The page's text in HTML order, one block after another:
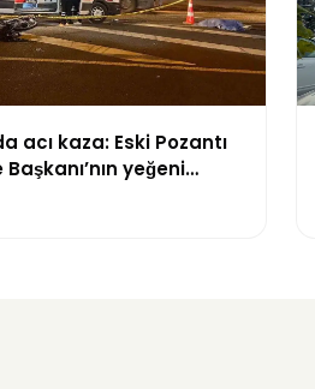
acı kaza: Eski Pozantı
yeğeni